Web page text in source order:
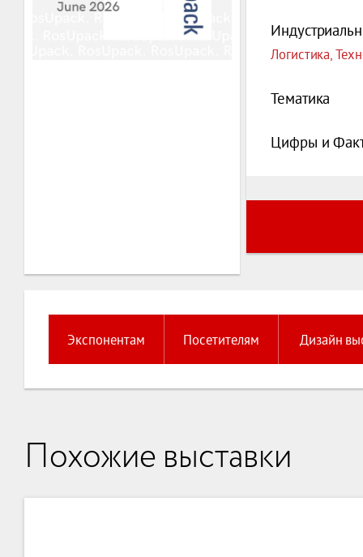
Логистика,
Тематика
Цифры и
Экспонентам Посетителям Дизайн
Похожие выставки